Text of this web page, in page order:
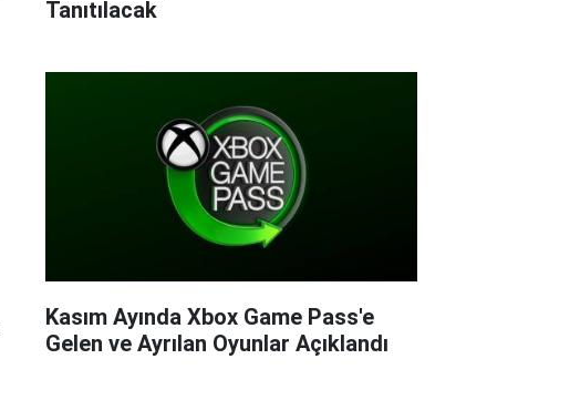
Tanıtılacak
Kasım Ayında Xbox Game Pass'e
Gelen ve Ayrılan Oyunlar Açıklandı